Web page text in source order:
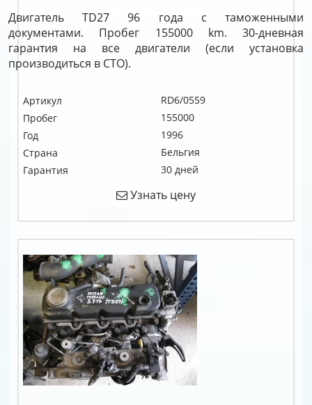
Двигатель TD27 96 года с таможенными
документами. Пробег 155000 km. 30-дневная
гарантия на все двигатели (если установка
производиться в СТО).
Артикул
RD6/0559
Пробег
155000
Год
1996
Страна
Бельгия
Гарантия
30 дней
Узнать цену